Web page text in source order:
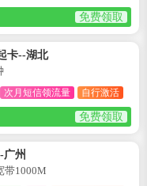
免费领取
卡--湖北
次月短信领流量 自行激活
免费领取
广州
带1000M